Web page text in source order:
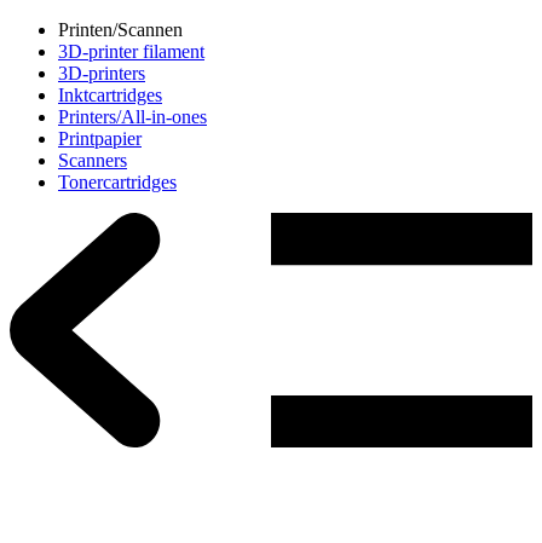
Printen/Scannen
3D-printer filament
3D-printers
Inktcartridges
Printers/All-in-ones
Printpapier
Scanners
Tonercartridges